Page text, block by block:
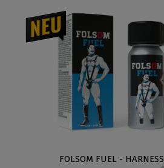
FOLSOM FUEL - HARNESS